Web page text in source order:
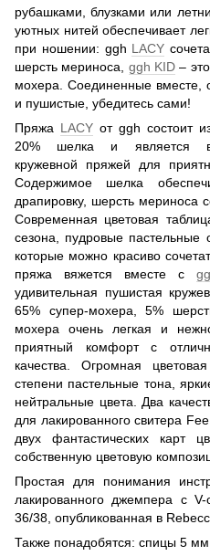
рубашками, блузками или
уютных нитей обеспечивает
при ношении: ggh LACY
шерсть мериноса, ggh KID–
мохера. Соединенные вместе,
и пушистые, убедитесь сами!
Пряжа LACY от ggh состоит
20% шелка и является
кружевной пряжей для
Содержимое шелка
драпировку, шерсть мериноса
Современная цветовая
сезона, пудровые пастельные
которые можно красиво
пряжа вяжется вместе с
удивительная пушистая
65% супер-мохера, 5%
мохера очень легкая и
приятный комфорт с
качества. Огромная
степени пастельные тона,
нейтральные цвета. Два
для лакированного свитера
двух фантастических карт
собственную цветовую
Простая для понимания
лакированного джемпера с
36/38, опубликованная в
Также понадобятся: спицы 5 мм.